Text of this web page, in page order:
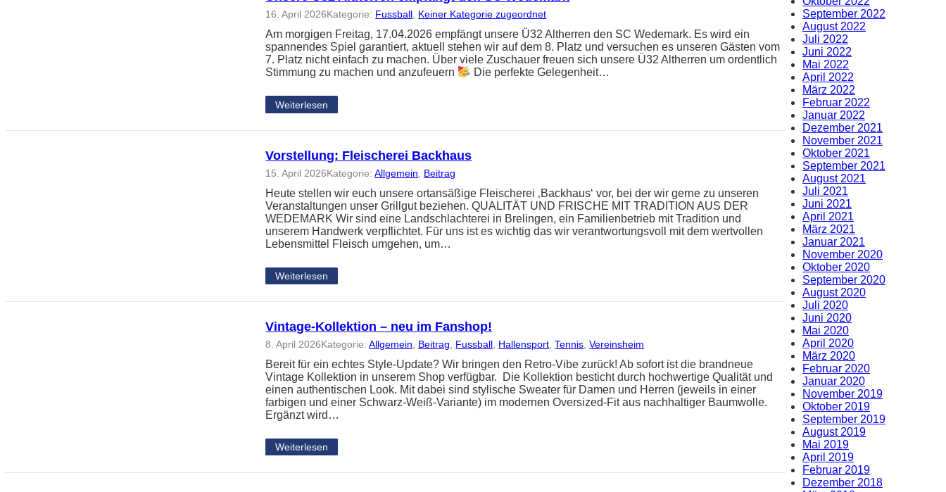
16. April 2026Kategorie: Fussball Keiner Kategorie zugeordnet
Am morgigen Freitag, 17.04.2026 empfängt unsere Ü32 Altherren den SC Wedemark. Es wird ein
spannendes Spiel garantiert, aktuell stehen wir auf dem 8. Platz und versuchen es unseren Gästen vom
7. Platz nicht einfach zu machen. Über viele Zuschauer freuen sich unsere Ü32 Altherren um ordentlich
Stimmung zu machen und anzufeuern
Die perfekte Gelegenheit…
Weiterlesen
Vorstellung: Fleischerei Backhaus
15. April 2026Kategorie:Allgemein Beitrag
Heute stellen wir euch unsere ortansäßige Fleischerei ‚Backhaus‘ vor, bei der wir gerne zu unseren
Veranstaltungen unser Grillgut beziehen. QUALITÄT UND FRISCHE MIT TRADITION AUS DER
WEDEMARK Wir sind eine Landschlachterei in Brelingen, ein Familienbetrieb mit Tradition und
unserem Handwerk verpflichtet. Für uns ist es wichtig das wir verantwortungsvoll mit dem wertvollen
Lebensmittel Fleisch umgehen, um…
Weiterlesen
Vintage-Kollektion – neu im Fanshop!
8. April 2026Kategorie:Allgemein Beitrag Fussball Hallensport , Tennis , Vereinsheim
Bereit für ein echtes Style-Update? Wir bringen den Retro-Vibe zurück! Ab sofort ist die brandneue
Vintage Kollektion in unserem Shop verfügbar. Die Kollektion besticht durch hochwertige Qualität und
einen authentischen Look. Mit dabei sind stylische Sweater für Damen und Herren (jeweils in einer
farbigen und einer Schwarz-Weiß-Variante) im modernen Oversized-Fit aus nachhaltiger Baumwolle.
Ergänzt wird…
Weiterlesen
September 2022
August 2022
Juli 2022
Juni 2022
Mai 2022
April 2022
März 2022
Februar 2022
Januar 2022
Dezember 2021
November 2021
Oktober 2021
September 2021
August 2021
Juli 2021
Juni 2021
April 2021
März 2021
Januar 2021
November 2020
Oktober 2020
September 2020
August 2020
Juli 2020
Juni 2020
Mai 2020
April 2020
März 2020
Februar 2020
Januar 2020
November 2019
Oktober 2019
September 2019
August 2019
Mai 2019
April 2019
Februar 2019
Dezember 2018